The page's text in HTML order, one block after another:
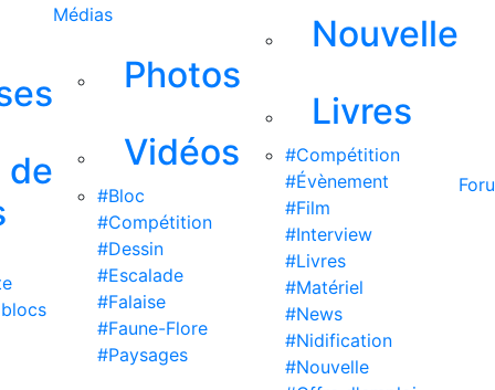
de
Médias
Photos
Vidéos
#Bloc
#Compétition
#Dessin
#Escalade
#Falaise
#Faune-Flore
#Paysages
Nouvelle
Livres
#Compétition
#Évènement
#Film
#Interview
#Livres
#Matériel
#News
#Nidification
#Nouvelle